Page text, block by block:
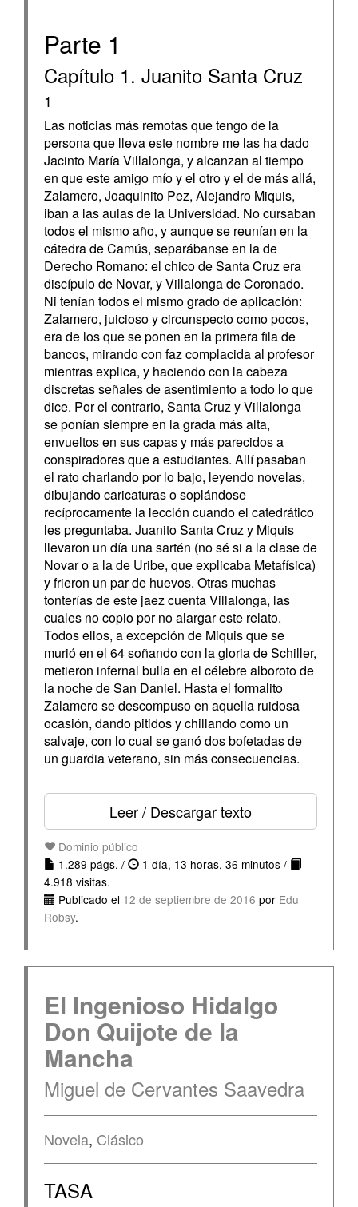
Parte 1
Capítulo 1. Juanito Santa Cruz
1
Las noticias más remotas que tengo de la
persona que lleva este nombre me las ha dado
Jacinto María Villalonga, y alcanzan al tiempo
en que este amigo mío y el otro y el de más allá,
Zalamero, Joaquinito Pez, Alejandro Miquis,
iban a las aulas de la Universidad. No cursaban
todos el mismo año, y aunque se reunían en la
cátedra de Camús, separábanse en la de
Derecho Romano: el chico de Santa Cruz era
discípulo de Novar, y Villalonga de Coronado.
Ni tenían todos el mismo grado de aplicación:
Zalamero, juicioso y circunspecto como pocos,
era de los que se ponen en la primera fila de
bancos, mirando con faz complacida al profesor
mientras explica, y haciendo con la cabeza
discretas señales de asentimiento a todo lo que
dice. Por el contrario, Santa Cruz y Villalonga
se ponían siempre en la grada más alta,
envueltos en sus capas y más parecidos a
conspiradores que a estudiantes. Allí pasaban
el rato charlando por lo bajo, leyendo novelas,
dibujando caricaturas o soplándose
recíprocamente la lección cuando el catedrático
les preguntaba. Juanito Santa Cruz y Miquis
llevaron un día una sartén (no sé si a la clase de
Novar o a la de Uribe, que explicaba Metafísica)
y frieron un par de huevos. Otras muchas
tonterías de este jaez cuenta Villalonga, las
cuales no copio por no alargar este relato.
Todos ellos, a excepción de Miquis que se
murió en el 64 soñando con la gloria de Schiller,
metieron infernal bulla en el célebre alboroto de
la noche de San Daniel. Hasta el formalito
Zalamero se descompuso en aquella ruidosa
ocasión, dando pitidos y chillando como un
salvaje, con lo cual se ganó dos bofetadas de
un guardia veterano, sin más consecuencias.
Leer / Descargar texto
Dominio público
1.289 págs. /
1 día, 13 horas, 36 minutos /
4.918 visitas.
Publicado el 12 de septiembre de 2016 por Edu
Robsy.
El Ingenioso Hidalgo
Don Quijote de la
Mancha
Miguel de Cervantes Saavedra
Novela, Clásico
TASA